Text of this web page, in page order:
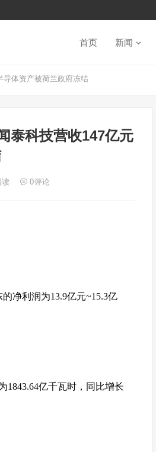
首页 新闻
体资产被荷兰政府冻结
泰科技营收147亿元
读 0评论
净利润为13.9亿元~15.3亿
1843.64亿千瓦时，同比增长